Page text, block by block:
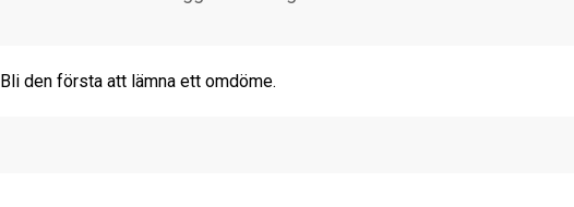
Bli den första att lämna ett omdöme.